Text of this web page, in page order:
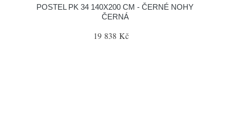
POSTEL PK 34 140X200 CM - ČERNÉ NOHY
ČERNÁ
19 838 Kč